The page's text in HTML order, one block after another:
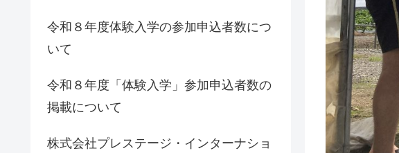
令和８年度体験入学の参加申込者数につ
いて
令和８年度「体験入学」参加申込者数の
掲載について
株式会社プレステージ・インターナショ